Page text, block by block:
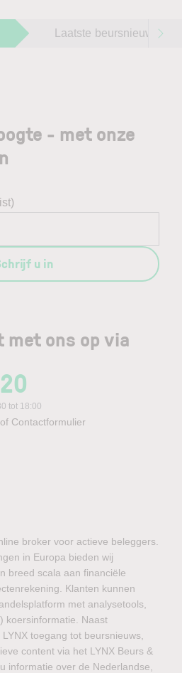
Laatste beursnieuws
met ons op via
tot 18:00
of Contactformulier
- met onze
u in
broker voor actieve beleggers.
in Europa bieden wij
breed scala aan financiële
Klanten kunnen
met analysetools,
koersinformatie. Naast
toegang tot beursnieuws,
content via het LYNX Beurs &
informatie over de Nederlandse,